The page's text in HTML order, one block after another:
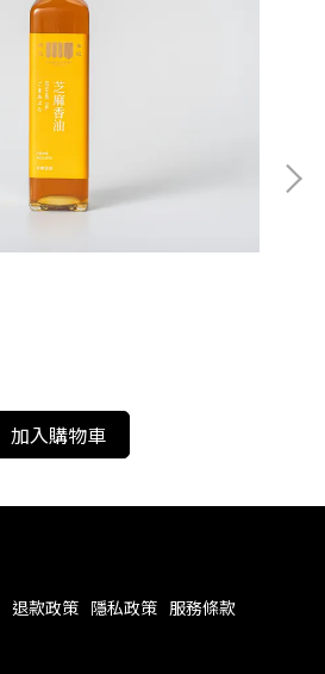
加入購物車
退款政策 隱私政策 服務條款